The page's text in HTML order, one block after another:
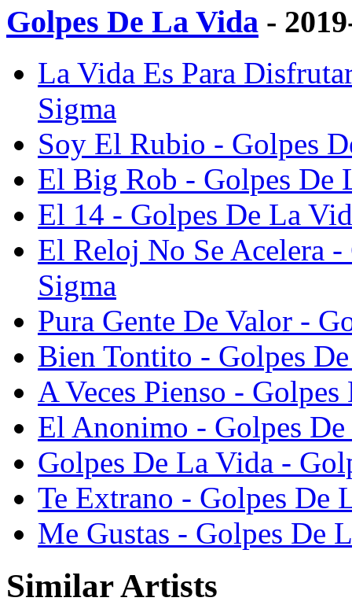
Golpes De La Vida -
La Vida Es Para
Sigma
Soy El Rubio - Golpes
El Big Rob - Golpes De
El 14 - Golpes De La
El Reloj No Se Acelera
Sigma
Pura Gente De Valor -
Bien Tontito - Golpes
A Veces Pienso -
El Anonimo - Golpes
Golpes De La Vida -
Te Extrano - Golpes De
Me Gustas - Golpes De
Similar Artists